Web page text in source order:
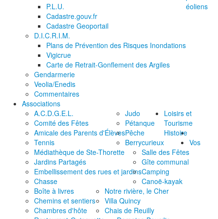
P.L.U.
Cadastre.gouv.fr
Cadastre Geoportail
D.I.C.R.I.M.
Plans de Prévention des Risques Inondations
Vigicrue
Carte de Retrait-Gonflement des Argiles
Gendarmerie
éoliens
Veolia/Enedis
Commentaires
Associations
A.C.D.G.E.L.
Comité des Fêtes
Amicale des Parents d'Élèves
Tennis
Judo
Pétanque
Pêche
Berrycurieux
Médiathèque de Ste-Thorette
Jardins Partagés
Embellissement des rues et jardins
Chasse
Loisirs et
Tourisme
Salle des Fêtes
Gîte communal
Camping
Canoë-kayak
Boîte à livres
Chemins et sentiers
Chambres d'hôte
Notre rivière, le Cher
Villa Quincy
Chais de Reuilly
Histoire
Vos